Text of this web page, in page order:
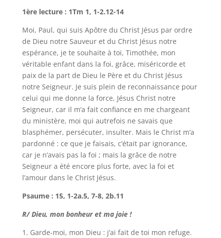
1ère lecture : 1Tm 1, 1-2.12-14
Moi, Paul, qui suis Apôtre du Christ Jésus par ordre
de Dieu notre Sauveur et du Christ Jésus notre
espérance, je te souhaite à toi, Timothée, mon
véritable enfant dans la foi, grâce, miséricorde et
paix de la part de Dieu le Père et du Christ Jésus
notre Seigneur. Je suis plein de reconnaissance pour
celui qui me donne la force, Jésus Christ notre
Seigneur, car il m’a fait confiance en me chargeant
du ministère, moi qui autrefois ne savais que
blasphémer, persécuter, insulter. Mais le Christ m’a
pardonné : ce que je faisais, c’était par ignorance,
car je n’avais pas la foi ; mais la grâce de notre
Seigneur a été encore plus forte, avec la foi et
l’amour dans le Christ Jésus.
Psaume : 15, 1-2a.5, 7-8, 2b.11
R/ Dieu, mon bonheur et ma joie !
1. Garde-moi, mon Dieu : j’ai fait de toi mon refuge.